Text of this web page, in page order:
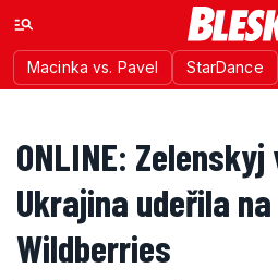
Macinka vs. Pavel StarDance
ONLINE:
Ukrajina udeřila
Wildberries